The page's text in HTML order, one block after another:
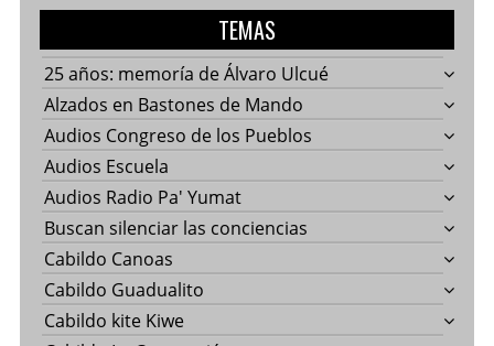
TEMAS
25 años: memoría de Álvaro Ulcué
Alzados en Bastones de Mando
Audios Congreso de los Pueblos
Audios Escuela
Audios Radio Pa' Yumat
Buscan silenciar las conciencias
Cabildo Canoas
Cabildo Guadualito
Cabildo kite Kiwe